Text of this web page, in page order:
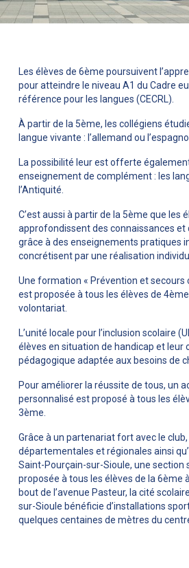
Les élèves de 6ème poursuivent
pour atteindre le niveau A1 du Cadre
référence pour les langues (CECRL).
À partir de la 5ème, les collégiens
langue vivante : l’allemand ou l’espagnol.
La possibilité leur est offerte
enseignement de complément : les
l’Antiquité.
C’est aussi à partir de la 5ème que les
approfondissent des connaissances et
grâce à des enseignements pratiques
concrétisent par une réalisation
Une formation « Prévention et secours
est proposée à tous les élèves de
volontariat.
L’unité locale pour l’inclusion scolaire
élèves en situation de handicap et leur
pédagogique adaptée aux besoins de
Pour améliorer la réussite de tous, un
personnalisé est proposé à tous les
3ème.
Grâce à un partenariat fort avec le
départementales et régionales ainsi
Saint-Pourçain-sur-Sioule, une section
proposée à tous les élèves de la 6ème
bout de l’avenue Pasteur, la cité
sur-Sioule bénéficie d’installations
quelques centaines de mètres du